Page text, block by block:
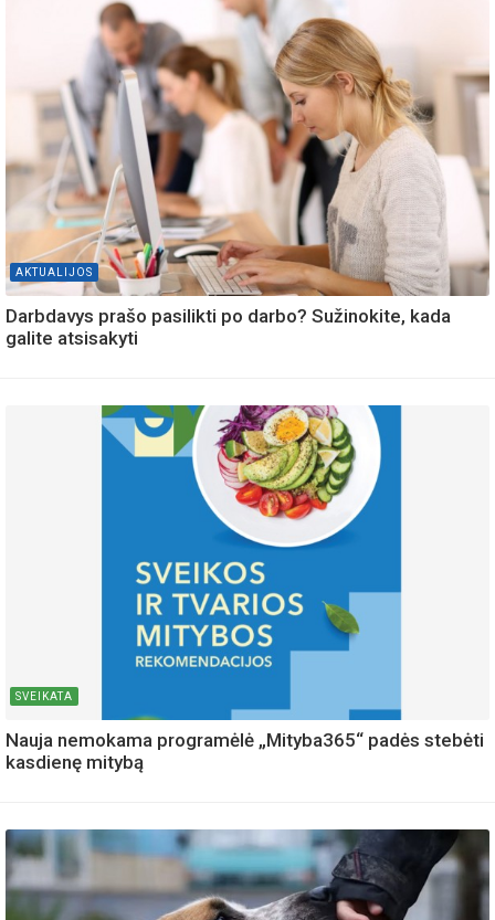
AKTUALIJOS
Darbdavys prašo pasilikti po darbo? Sužinokite, kada
galite atsisakyti
SVEIKATA
Nauja nemokama programėlė „Mityba365“ padės stebėti
kasdienę mitybą